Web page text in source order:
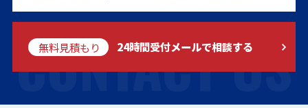
CONTACT US
無料見積もり 24時間受付メールで相談する